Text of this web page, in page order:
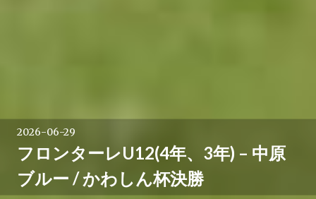
2026-06-29
フロンターレU12(4年、3年) – 中原
ブルー / かわしん杯決勝